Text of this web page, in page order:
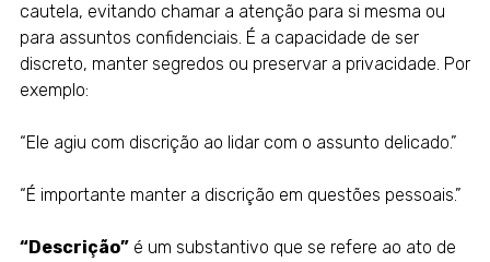
cautela, evitando chamar a atenção para si mesma ou
para assuntos confidenciais. É a capacidade de ser
discreto, manter segredos ou preservar a privacidade. Por
exemplo:
“Ele agiu com discrição ao lidar com o assunto delicado.”
“É importante manter a discrição em questões pessoais.”
“Descrição”é um substantivo que se refere ao ato de